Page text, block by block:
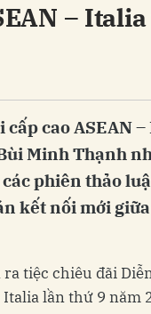
–
cao ASEAN
Minh Thạnh
phiên thảo
kết nối mới
ra tiệc chiêu đãi
lần thứ 9 năm